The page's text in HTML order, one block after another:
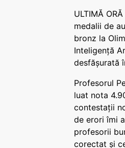
ULTIMĂ
medalii de
bronz la
Inteligență
desfășurată
Profesorul
luat nota
contestații
de erori îmi
profesorii
corectat și